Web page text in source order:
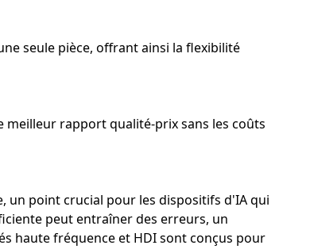
seule pièce, offrant ainsi la flexibilité
rapport qualité-prix sans les coûts
un point crucial pour les dispositifs d'IA qui
peut entraîner des erreurs, un
haute fréquence et HDI sont conçus pour